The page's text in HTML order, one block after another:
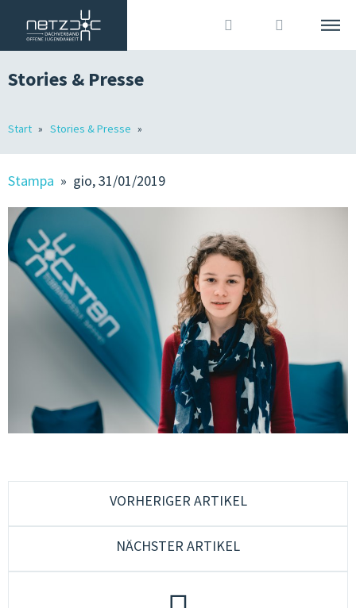
? Accedi
ITALIANO DEUTSCH
MEMBRI
OJA IN ALTO ADIGE
OFFERTE DI LAVORO
STORIES & STAMPA
ORGANIZZAZIONE ASSOCIATIVA & COMUNICAZIONE
CONSULENZA & FORMAZIONE
QUALITÀ & SVILUPPO
CULTURA & MUSICA GIOVANILE
GENDER & PEDAGOGIA SESSUALE
GRUPPI DI LAVORO
JUGENDCOACHINGGIOVANI
Stories & Presse
Start Stories & Presse
Stampa » gio, 31/01/2019
VORHERIGER ARTIKEL
NÄCHSTER ARTIKEL